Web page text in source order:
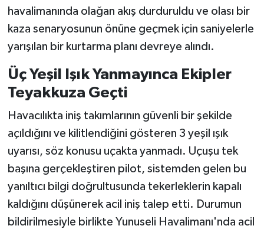
havalimanında olağan akış durduruldu ve olası bir
kaza senaryosunun önüne geçmek için saniyelerle
yarışılan bir kurtarma planı devreye alındı.
Üç Yeşil Işık Yanmayınca Ekipler
Teyakkuza Geçti
Havacılıkta iniş takımlarının güvenli bir şekilde
açıldığını ve kilitlendiğini gösteren 3 yeşil ışık
uyarısı, söz konusu uçakta yanmadı. Uçuşu tek
başına gerçekleştiren pilot, sistemden gelen bu
yanıltıcı bilgi doğrultusunda tekerleklerin kapalı
kaldığını düşünerek acil iniş talep etti. Durumun
bildirilmesiyle birlikte Yunuseli Havalimanı'nda acil